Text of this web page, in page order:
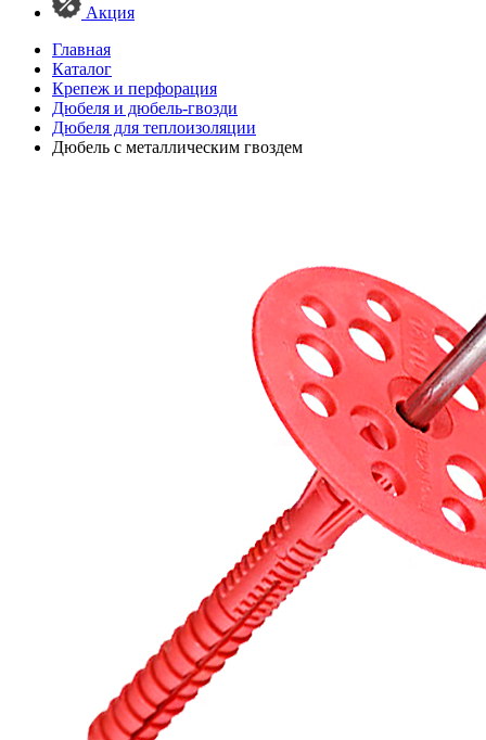
Акция
Главная
Каталог
Крепеж и перфорация
Дюбеля и дюбель-гвозди
Дюбеля для теплоизоляции
Дюбель с металлическим гвоздем